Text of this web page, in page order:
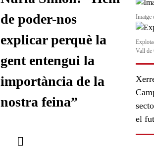
de poder-nos
explicar perquè la
gent entengui la
importància de la
nostra feina”
Imatge
Vall de
el